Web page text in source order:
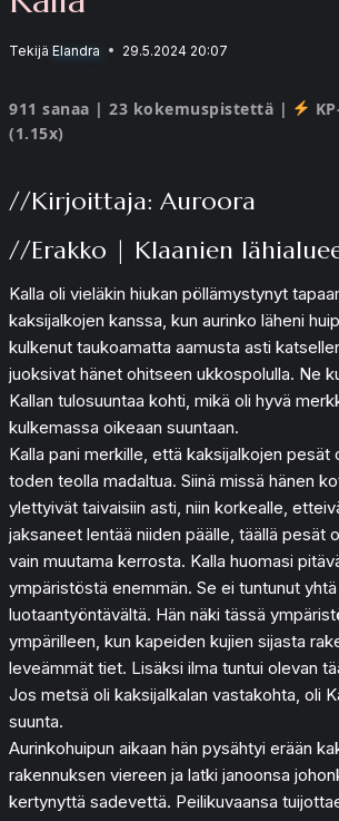
Tekijä Elandra 29.5.2024 20:07
911 sanaa | 23 kokemuspistettä |
(1.15x)
//Kirjoittaja: Auroora
//Erakko | Klaanien
Kalla oli vieläkin hiukan pöllämystynyt
kaksijalkojen kanssa, kun aurinko läheni
kulkenut taukoamatta aamusta asti
juoksivat hänet ohitseen ukkospolulla. Ne
Kallan tulosuuntaa kohti, mikä oli hyvä
kulkemassa oikeaan suuntaan.
Kalla pani merkille, että kaksijalkojen pesät
toden teolla madaltua. Siinä missä hänen
ylettyivät taivaisiin asti, niin korkealle,
jaksaneet lentää niiden päälle, täällä pesät
vain muutama kerrosta. Kalla huomasi
ympäristöstä enemmän. Se ei tuntunut yhtä
luotaantyöntävältä. Hän näki tässä
ympärilleen, kun kapeiden kujien sijasta
leveämmät tiet. Lisäksi ilma tuntui olevan
Jos metsä oli kaksijalkalan vastakohta, oli
suunta.
Aurinkohuipun aikaan hän pysähtyi erään
rakennuksen viereen ja latki janoonsa
kertynyttä sadevettä. Peilikuvaansa